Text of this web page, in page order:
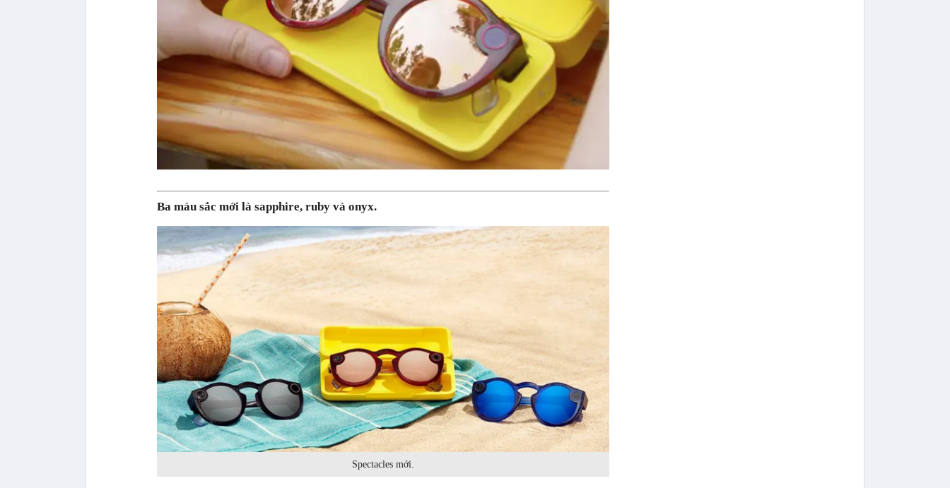
Ba màu sắc mới là sapphire, ruby ​​và onyx.
Spectacles mới.